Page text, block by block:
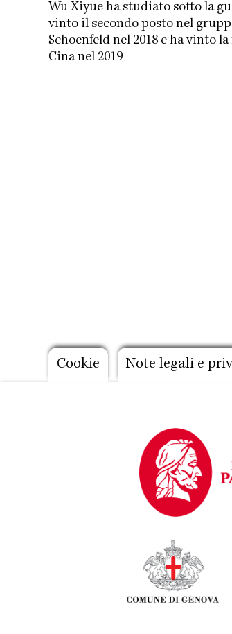
Wu Xiyue ha studiato sotto la
vinto il secondo posto nel
Schoenfeld nel 2018 e ha vinto
Cina nel 2019
Footer
Cookie Note legali e